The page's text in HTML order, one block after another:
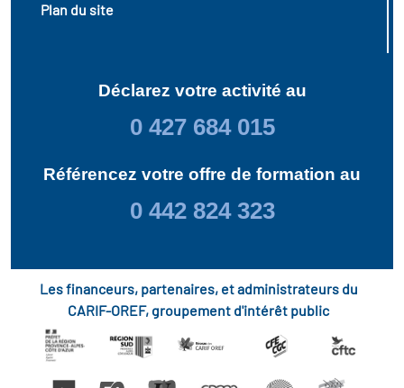
Plan du site
Déclarez votre activité au
0 427 684 015
Référencez votre offre de formation au
0 442 824 323
Les financeurs, partenaires, et administrateurs du
CARIF-OREF, groupement d'intérêt public